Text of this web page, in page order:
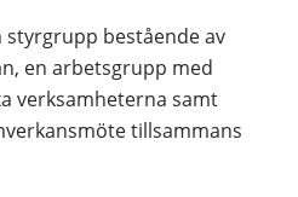
styrgrupp bestående av
en arbetsgrupp med
verksamheterna samt
tillsammans